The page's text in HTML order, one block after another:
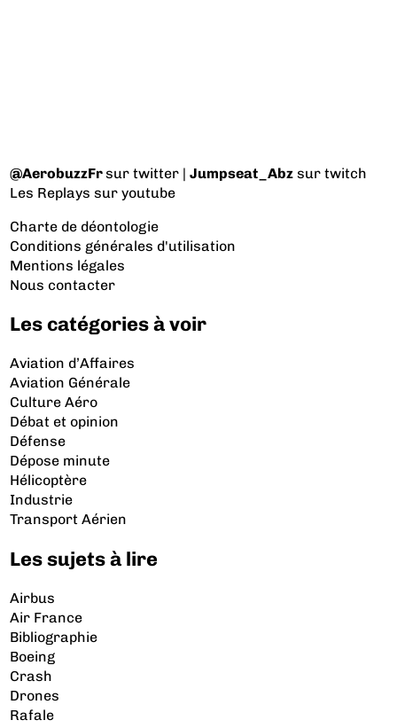
@AerobuzzFrsur twitter |Jumpseat_Abz sur twitch
Les Replays sur youtube
Charte de déontologie
Conditions générales d'utilisation
Mentions légales
Nous contacter
Les catégories à voir
Aviation d’Affaires
Aviation Générale
Culture Aéro
Débat et opinion
Défense
Dépose minute
Hélicoptère
Industrie
Transport Aérien
Les sujets à lire
Airbus
Air France
Bibliographie
Boeing
Crash
Drones
Rafale